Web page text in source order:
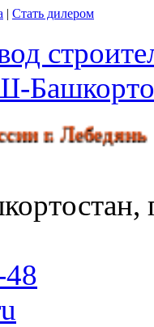
| Стать дилером
г.